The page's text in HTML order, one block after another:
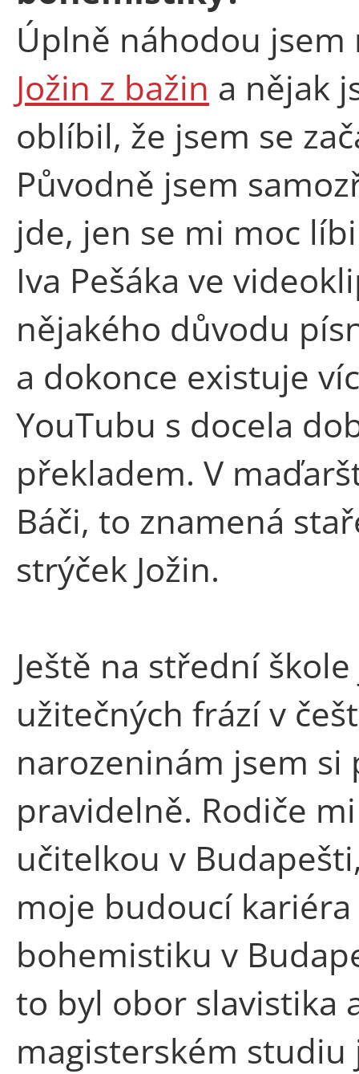
Úplně náhodou
Jožin z bažin a nějak
oblíbil, že jsem se
Původně jsem
jde, jen se mi moc
Iva Pešáka ve
nějakého důvodu
a dokonce existuje
YouTubu s docela
překladem. V
Báči, to znamená
strýček Jožin.
Ještě na střední
užitečných frází v
narozeninám jsem si
pravidelně. Rodiče
učitelkou v
moje budoucí
bohemistiku v
to byl obor slavistika
magisterském studiu